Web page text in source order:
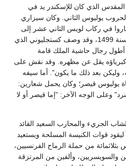
الذي كان للإسكندر يد في
السبيل لحروب يوليوس الثاني. وكان سيزاري
في ركاب لويس الثاني عشر إلى
ميلان في السادس من أكتوبر سنة 1499، وقد وصف كستجليوني الذي
أطول رجال حاشية الملك قامة
ولم يكن كبرياؤه يقل عن مظهره. وقد نقش على
وليكن بعد ذلك ما يكون". أما سيفه
يوليوس قيصر؛ وكان يحمل شعارين:
وعلى الوجه الآخر: "إما قيصر أو لا
الجريء والمحارب السعيد القائد
قوات الكنيسة المسلحة ويستعيد
بثلاثمائة من حملة الرماح الفرنسيين،
والسويسريين، وألفين من المرتزقة